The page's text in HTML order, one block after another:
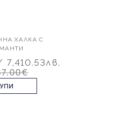
ХАЛКА С
7,410.53лв.